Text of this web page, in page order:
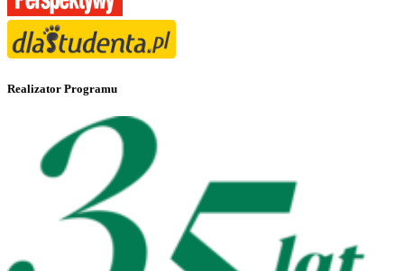
Realizator Programu